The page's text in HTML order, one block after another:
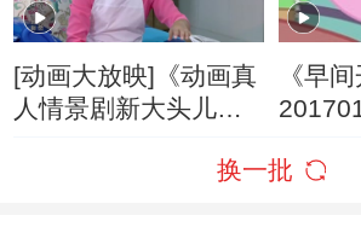
[动画大放映]《动画真
人情景剧新大头儿子
《早
换一批